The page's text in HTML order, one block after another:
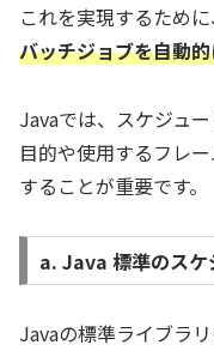
これを実現するために
バッチジョブを自動
Javaでは、スケジュ
目的や使用するフレ
することが重要です。
a. Java 標準のスケ
Javaの標準ライブラ